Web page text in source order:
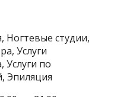
Ногтевые студии,
Услуги
Услуги по
Эпиляция